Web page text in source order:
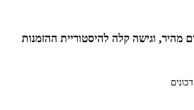
מהיר, וגישה קלה להיסטוריית ההזמנות